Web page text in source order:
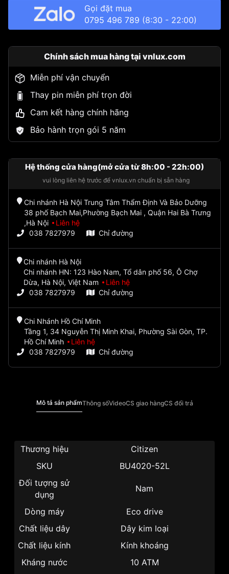
Gọi đặt mua
0795 496 789 (8:30 - 22:00)
Chính sách mua hàng tại vnlux.com
Miễn phí vận chuyển
Thay pin miễn phí trọn đời
Cam kết hàng chính hãng
Bảo hành trọn gói 5 năm
Hệ thống cửa hàng(mở cửa từ 8h:00 - 22h:00)
vui lòng liên hệ trước để vnlux.vn chuẩn bị sẵn hàng
Chi nhánh Hà Nội Trung Tâm Thẩm Định Và Bảo Dưỡng
38 phố Bạch Mai,Phường Bạch Mai , Quận Hai Bà Trưng
,Hà Nội
Liên hệ
038 7827979
Chỉ đường
Chi nhánh Hà Nội
Chi nhánh HN: 123 Hào Nam, Tổ dân phố 56, Ô Chợ
Dừa, Hà Nội, Việt Nam
Liên hệ
038 7827979
Chỉ đường
Chi Nhánh Hồ Chí Minh
Tầng 1, 34 Nguyễn Thị Minh Khai, Phường Sài Gòn, TP.
Hồ Chí Minh
Liên hệ
038 7827979
Chỉ đường
Mô tả sản phẩmThông sốVideoCS giao hàngCS đổi trả
Thương hiệu
Citizen
SKU
BU4020-52L
Đối tượng sử
dụng
Nam
Dòng máy
Eco drive
Chất liệu dây
Dây kim loại
Chất liệu kính
Kính khoáng
Kháng nước
10 ATM